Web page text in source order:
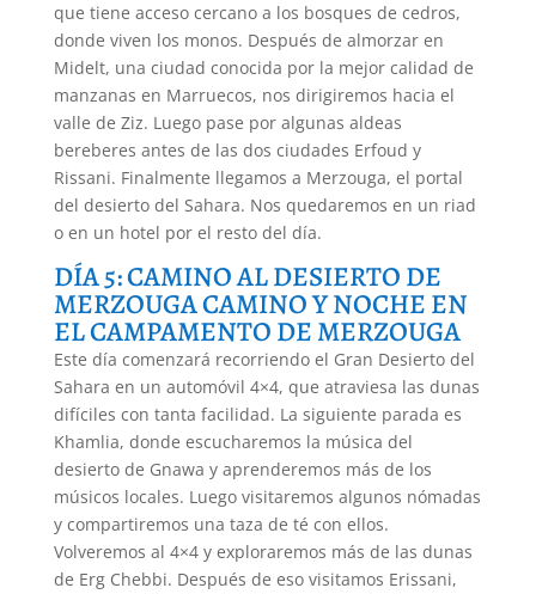
que tiene acceso cercano a los bosques de cedros,
donde viven los monos. Después de almorzar en
Midelt, una ciudad conocida por la mejor calidad de
manzanas en Marruecos, nos dirigiremos hacia el
valle de Ziz. Luego pase por algunas aldeas
bereberes antes de las dos ciudades Erfoud y
Rissani. Finalmente llegamos a Merzouga, el portal
del desierto del Sahara. Nos quedaremos en un riad
o en un hotel por el resto del día.
DÍA 5: CAMINO AL DESIERTO DE
MERZOUGA CAMINO Y NOCHE EN
EL CAMPAMENTO DE MERZOUGA
Este día comenzará recorriendo el Gran Desierto del
Sahara en un automóvil 4×4, que atraviesa las dunas
difíciles con tanta facilidad. La siguiente parada es
Khamlia, donde escucharemos la música del
desierto de Gnawa y aprenderemos más de los
músicos locales. Luego visitaremos algunos nómadas
y compartiremos una taza de té con ellos.
Volveremos al 4×4 y exploraremos más de las dunas
de Erg Chebbi. Después de eso visitamos Erissani,